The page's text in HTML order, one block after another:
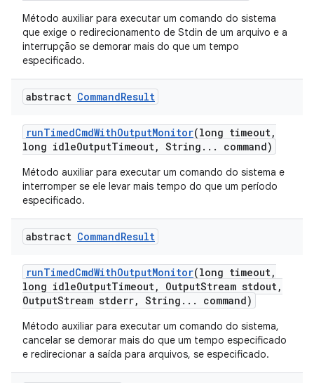
Método auxiliar para executar um comando do sistema
que exige o redirecionamento de Stdin de um arquivo e a
interrupção se demorar mais do que um tempo
especificado.
abstract CommandResult
runTimedCmdWithOutputMonitor(long timeout,
long idleOutputTimeout, String . . . command)
Método auxiliar para executar um comando do sistema e
interromper se ele levar mais tempo do que um período
especificado.
abstract CommandResult
runTimedCmdWithOutputMonitor(long timeout,
long idleOutputTimeout, OutputStream stdout,
OutputStream stderr, String . . . command)
Método auxiliar para executar um comando do sistema,
cancelar se demorar mais do que um tempo especificado
e redirecionar a saída para arquivos, se especificado.